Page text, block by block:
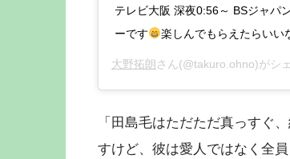
テレビ大阪 深夜0:56～ BSジャパ
ーです
楽しんでもらえたらいい
大野拓朗さん(@takuro.ohno)がシ
「田島毛はただただ真っすぐ
すけど、彼は愛人ではなく全